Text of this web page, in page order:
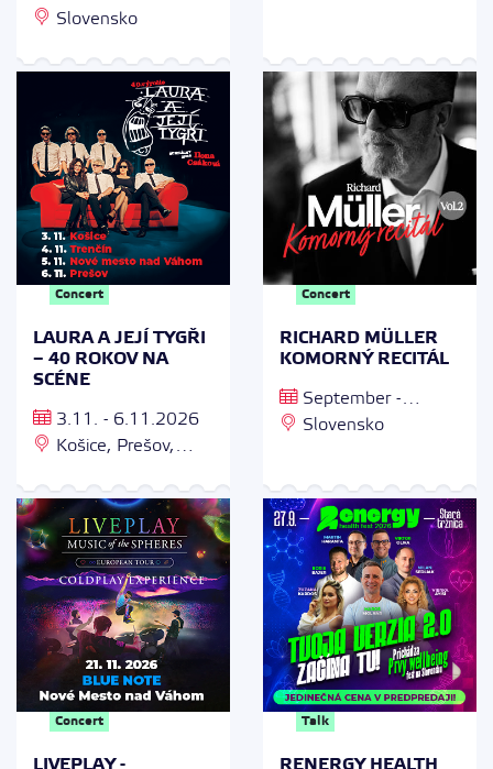
2026Slovensko
Concert
LAURA A JEJÍ TYGŘI
– 40 ROKOV NA
SCÉNE
3.11. - 6.11.2026
Košice, Prešov,
Váhom, Trenčín
Concert
RICHARD MÜLLER
KOMORNÝ RECITÁL
September -
November 2026
Slovensko
Concert
LIVEPLAY -
Talk
RENERGY HEALTH